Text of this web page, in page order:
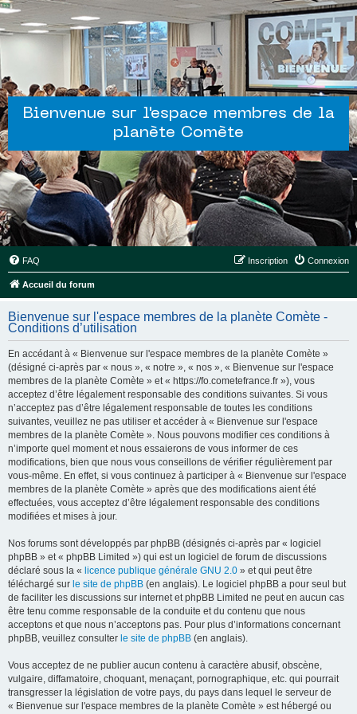
Bienvenue sur l'espace membres de la
planète Comète
FAQ Connexion
Inscription
Accueil du forum
Bienvenue sur l'espace membres de la planète Comète -
Conditions d’utilisation
En accédant à « Bienvenue sur l'espace membres de la planète Comète »
(désigné ci-après par « nous », « notre », « nos », « Bienvenue sur l'espace
membres de la planète Comète » et « https://fo.cometefrance.fr »), vous
acceptez d’être légalement responsable des conditions suivantes. Si vous
n’acceptez pas d’être légalement responsable de toutes les conditions
suivantes, veuillez ne pas utiliser et accéder à « Bienvenue sur l'espace
membres de la planète Comète ». Nous pouvons modifier ces conditions à
n’importe quel moment et nous essaierons de vous informer de ces
modifications, bien que nous vous conseillons de vérifier régulièrement par
vous-même. En effet, si vous continuez à participer à « Bienvenue sur l'espace
membres de la planète Comète » après que des modifications aient été
effectuées, vous acceptez d’être légalement responsable des conditions
modifiées et mises à jour.
Nos forums sont développés par phpBB (désignés ci-après par « logiciel
phpBB » et « phpBB Limited ») qui est un logiciel de forum de discussions
déclaré sous la « licence publique générale GNU 2.0 » et qui peut être
téléchargé sur le site de phpBB (en anglais). Le logiciel phpBB a pour seul but
de faciliter les discussions sur internet et phpBB Limited ne peut en aucun cas
être tenu comme responsable de la conduite et du contenu que nous
acceptons et que nous n’acceptons pas. Pour plus d’informations concernant
phpBB, veuillez consulter le site de phpBB (en anglais).
Vous acceptez de ne publier aucun contenu à caractère abusif, obscène,
vulgaire, diffamatoire, choquant, menaçant, pornographique, etc. qui pourrait
transgresser la législation de votre pays, du pays dans lequel le serveur de
« Bienvenue sur l'espace membres de la planète Comète » est hébergé ou